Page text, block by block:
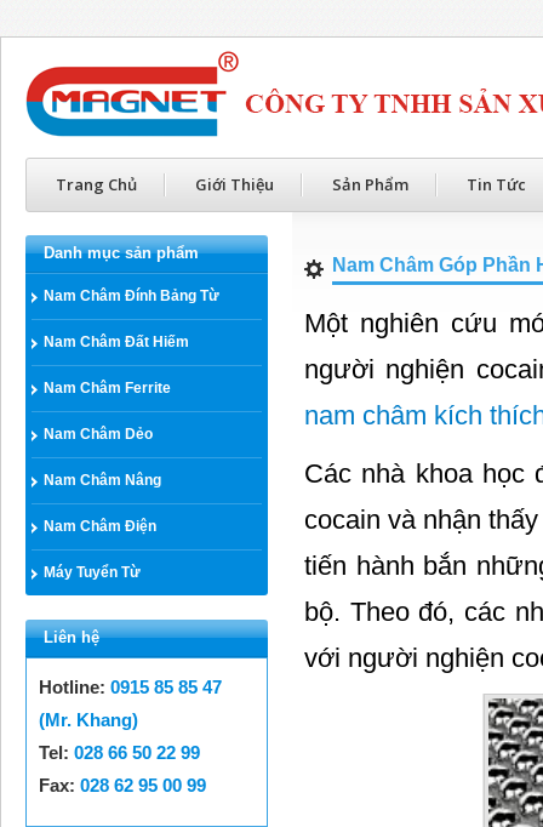
Trang Chủ Giới Thiệu Sản Phẩm Tin Tức
Nam Châm Góp Phần
Một nghiên cứu
người nghiện
nam châm kích
Các nhà khoa học
cocain và nhận
tiến hành bắn
bộ. Theo đó, các
với người nghiện
Danh mục sản phẩm
Nam Châm Đính Bảng Từ
Nam Châm Đất Hiếm
Nam Châm Ferrite
Nam Châm Dẻo
Nam Châm Nâng
Nam Châm Điện
Máy Tuyển Từ
Liên hệ
Hotline: 0915 85 85 47
(Mr. Khang)
Tel: 028 66 50 22 99
Fax: 028 62 95 00 99